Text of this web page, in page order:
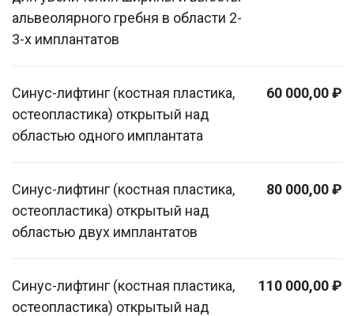
альвеолярного гребня в области 2-
3-х имплантатов
Синус-лифтинг (костная пластика,
остеопластика) открытый над
областью одного имплантата
60 000,00 ₽
Синус-лифтинг (костная пластика,
остеопластика) открытый над
областью двух имплантатов
80 000,00 ₽
Синус-лифтинг (костная пластика,
остеопластика) открытый над
110 000,00 ₽